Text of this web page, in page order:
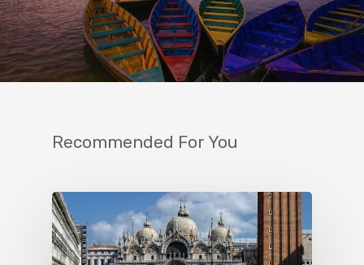
Recommended For You